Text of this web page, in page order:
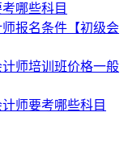
哪些科目
报名条件【初级会
师培训班价格一般
师要考哪些科目